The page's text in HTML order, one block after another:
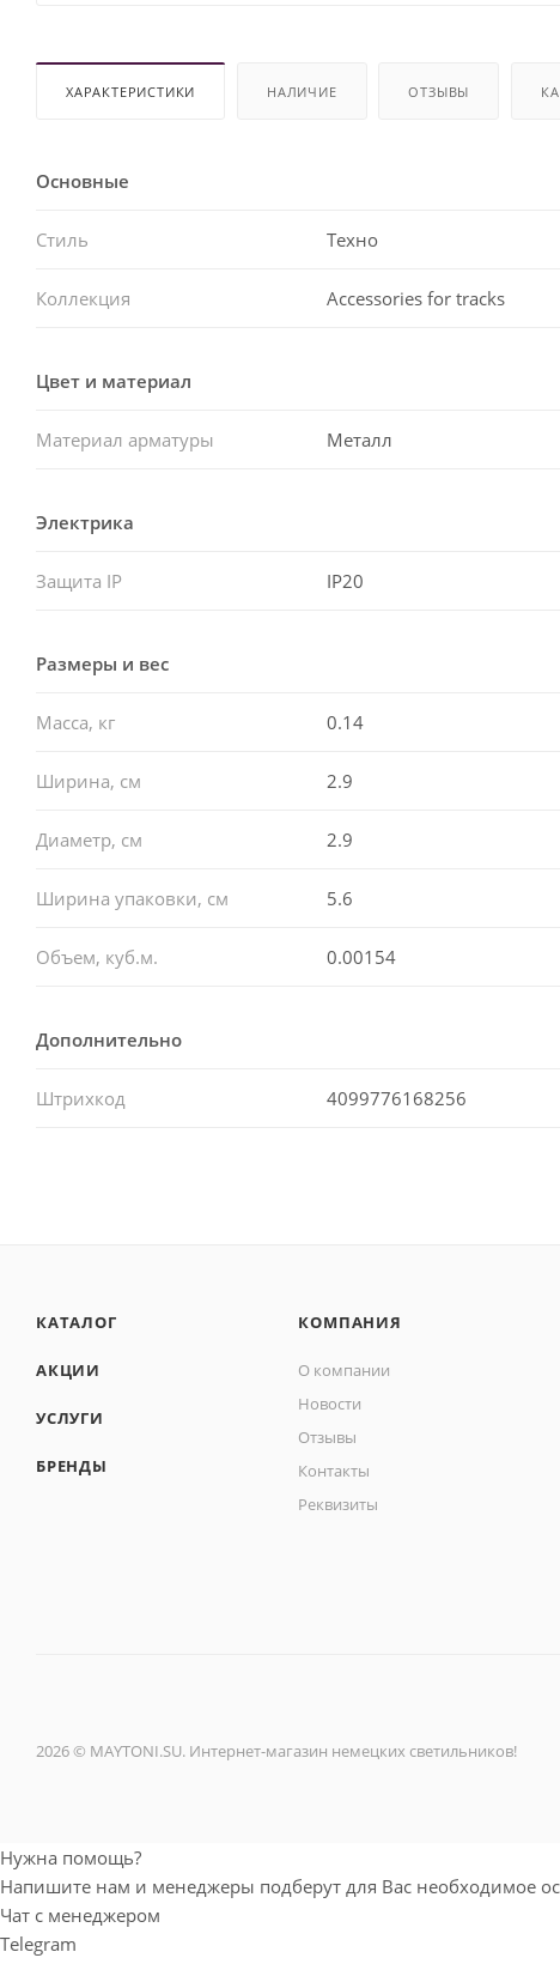
ХАРАКТЕРИСТИКИ НАЛИЧИЕ ОТЗЫВЫ
Основные
Стиль Техно
Коллекция Accessories for tracks
Цвет и материал
Материал арматуры Металл
Электрика
Защита IP IP20
Размеры и вес
Масса, кг 0.14
Ширина, см 2.9
Диаметр, см 2.9
Ширина упаковки, см 5.6
Объем, куб.м. 0.00154
Дополнительно
Штрихкод 4099776168256
КАТАЛОГ
АКЦИИ
УСЛУГИ
БРЕНДЫ
КОМПАНИЯ
О компании
Новости
Отзывы
Контакты
Реквизиты
2026 © MAYTONI.SU. Интернет-магазин немецких светильников!
Нужна помощь?
Напишите нам и менеджеры подберут для Вас необходимое
Чат с менеджером
Telegram